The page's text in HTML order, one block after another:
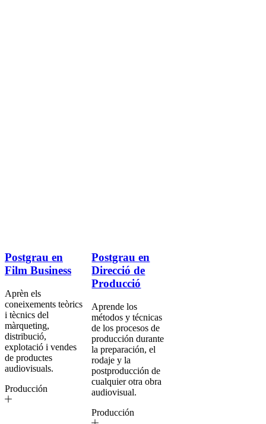
Postgrau en
Film Business
Aprèn els
coneixements teòrics
i tècnics del
màrqueting,
distribució,
explotació i vendes
de productes
audiovisuals.
Producción
Postgrau en
Direcció de
Producció
Aprende los
métodos y técnicas
de los procesos de
producción durante
la preparación, el
rodaje y la
postproducción de
cualquier otra obra
audiovisual.
Producción